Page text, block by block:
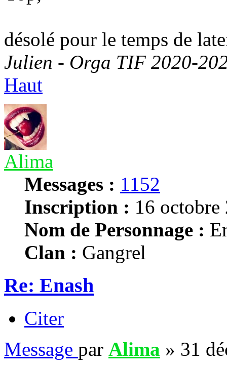
désolé pour le temps de
Julien - Orga TIF 2020-
Haut
Alima
Messages : 1152
Inscription : 16
Nom de Personnage :
Clan : Gangrel
Re: Enash
Citer
Message par Alima » 31